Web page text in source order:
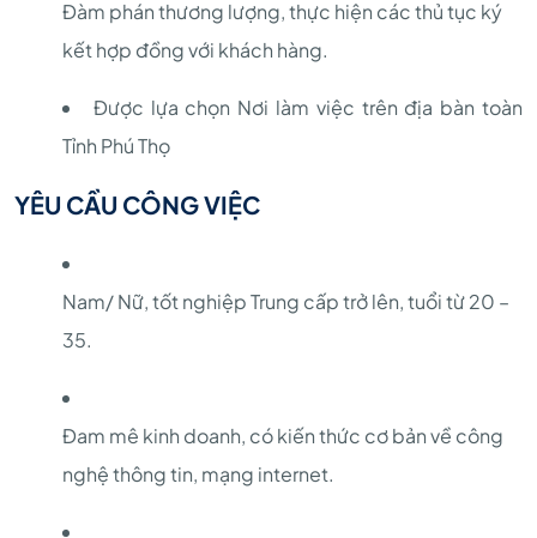
Đàm phán thương lượng, thực hiện các thủ tục ký
kết hợp đồng với khách hàng.
Được lựa chọn Nơi làm việc trên địa bàn toàn
Tỉnh Phú Thọ
YÊU CẦU CÔNG VIỆC
Nam/ Nữ, tốt nghiệp Trung cấp trở lên, tuổi từ 20 –
35.
Đam mê kinh doanh, có kiến thức cơ bản về công
nghệ thông tin, mạng internet.